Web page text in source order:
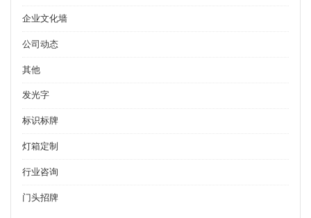
企业文化墙
公司动态
其他
发光字
标识标牌
灯箱定制
行业咨询
门头招牌